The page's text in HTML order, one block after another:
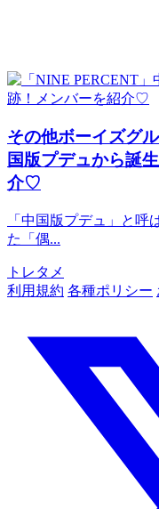
その他ボーイズグ
国版プデュから誕
介♡
「中国版プデュ」と
た「偶...
トレタメ
利用規約 各種ポリシー